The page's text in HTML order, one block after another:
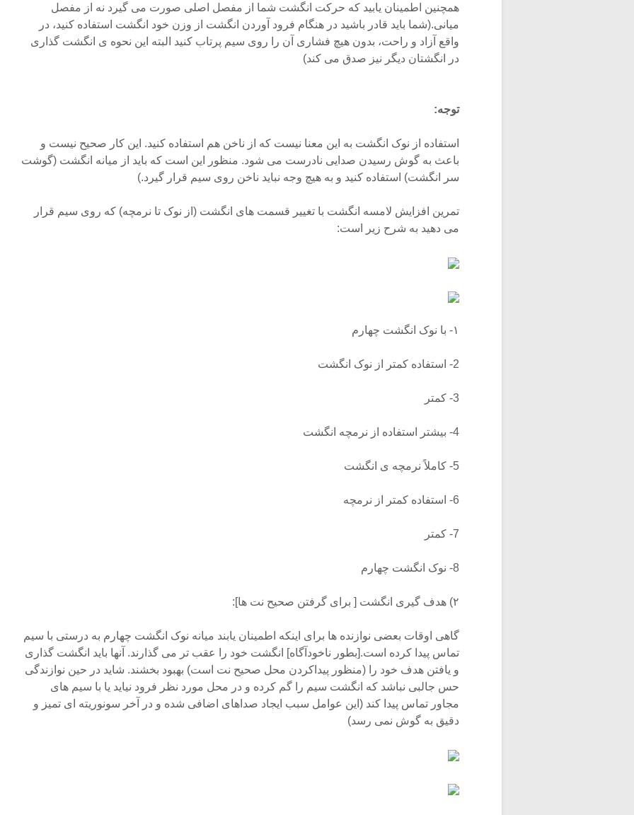
همچنین اطمینان یابید که حرکت انگشت شما از مفصل اصلی صورت می گیرد نه از مفصل
میانی.(شما باید قادر باشید در هنگام فرود آوردن انگشت از وزن خود انگشت استفاده کنید، در
واقع آزاد و راحت، بدون هیچ فشاری آن را روی سیم پرتاب کنید البته این نحوه ی انگشت گذاری
در انگشتان دیگر نیز صدق می کند)
توجه:
استفاده از نوک انگشت به این معنا نیست که از ناخن هم استفاده کنید. این کار صحیح نیست و
باعث به گوش رسیدن صدایی نادرست می شود. منظور این است که باید از میانه انگشت (گوشت
سر انگشت) استفاده کنید و به هیچ وجه نباید ناخن روی سیم قرار گیرد.)
تمرین افزایش لامسه انگشت با تغییر قسمت های انگشت (از نوک تا نرمچه) که روی سیم قرار
می دهید به شرح زیر است:
۱- با نوک انگشت چهارم
2- استفاده کمتر از نوک انگشت
3- کمتر
4- بیشتر استفاده از نرمچه انگشت
5- کاملاً نرمچه ی انگشت
6- استفاده کمتر از نرمچه
7- کمتر
8- نوک انگشت چهارم
۲) هدف گیری انگشت [ برای گرفتن صحیح نت ها]:
گاهی اوقات بعضی نوازنده ها برای اینکه اطمینان یابند میانه نوک انگشت چهارم به درستی با سیم
تماس پیدا کرده است.[بطور ناخودآگاه] انگشت خود را عقب تر می گذارند. آنها باید انگشت گذاری
و یافتن هدف خود را (منظور پیداکردن محل صحیح نت است) بهبود بخشند. شاید در حین نوازندگی
حس جالبی نباشد که انگشت سیم را گم کرده و در محل مورد نظر فرود نیاید یا با سیم های
مجاور تماس پیدا کند (این عوامل سبب ایجاد صداهای اضافی شده و در آخر سونوریته ای تمیز و
دقیق به گوش نمی رسد)